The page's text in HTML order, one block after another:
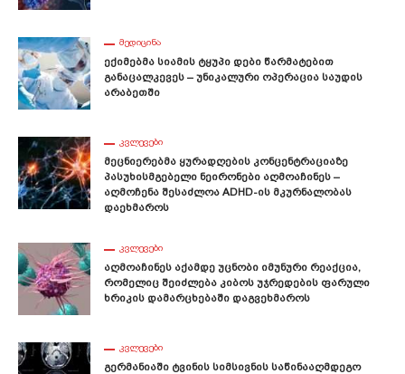
ᲛᲔᲓᲘᲪᲘᲜᲐ
Ექიმებმა Სიამის Ტყუპი Დები Წარმატებით
Განაცალკევეს – Უნიკალური Ოპერაცია Საუდის
Არაბეთში
ᲙᲕᲚᲔᲕᲔᲑᲘ
Მეცნიერებმა Ყურადღების Კონცენტრაციაზე
Პასუხისმგებელი Ნეირონები Აღმოაჩინეს –
Აღმოჩენა Შესაძლოა ADHD-Ის Მკურნალობას
Დაეხმაროს
ᲙᲕᲚᲔᲕᲔᲑᲘ
Აღმოაჩინეს Აქამდე Უცნობი Იმუნური Რეაქცია,
Რომელიც Შეიძლება Კიბოს Უჯრედების Ფარული
Ხრიკის Დამარცხებაში Დაგვეხმაროს
ᲙᲕᲚᲔᲕᲔᲑᲘ
Გერმანიაში Ტვინის Სიმსივნის Საწინააღმდეგო